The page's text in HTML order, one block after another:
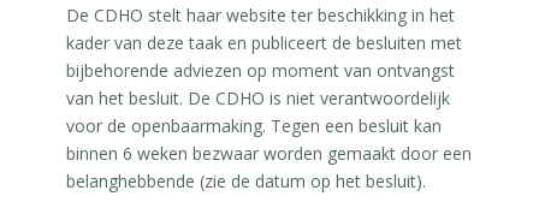
De CDHO stelt haar website ter beschikking in het
kader van deze taak en publiceert de besluiten met
bijbehorende adviezen op moment van ontvangst
van het besluit. De CDHO is niet verantwoordelijk
voor de openbaarmaking. Tegen een besluit kan
binnen 6 weken bezwaar worden gemaakt door een
belanghebbende (zie de datum op het besluit).